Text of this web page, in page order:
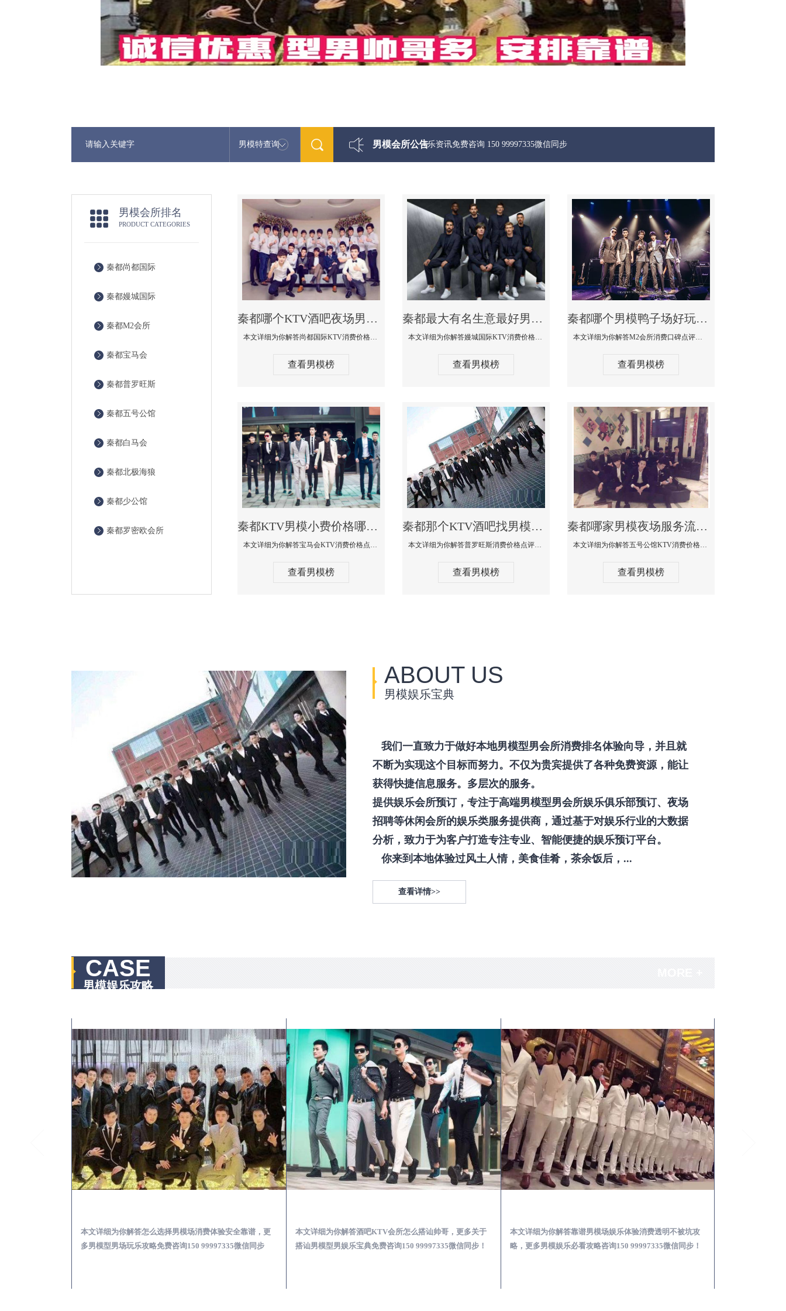
男模特查询 男模会所公告
最新男模娱乐资讯免费咨询 150 99997335微信同步
男模会所排名
PRODUCT CATEGORIES
秦都尚都国际
秦都嫚城国际
秦都M2会所
秦都宝马会
秦都普罗旺斯
秦都五号公馆
秦都白马会
秦都北极海狼
秦都少公馆
秦都罗密欧会所
秦都哪个KTV酒吧夜场男模公关型男最帅-尚都国际KTV消费价格点评
本文详细为你解答尚都国际KTV消费价格点评，更多关于哪个KTV酒吧夜场男模公关型男最帅免费咨询150 99997335微信同步
查看男模榜
秦都最大有名生意最好男模少爷场KTV体验-嫚城国际KTV消费价格点评
本文详细为你解答嫚城国际KTV消费价格口碑点评，更多关于最大有名生意最好男模少爷场KTV体验免费咨询150 99997335微信同步！
查看男模榜
秦都哪个男模鸭子场好玩陪酒服务好-M2会所KTV消费口碑点评
本文详细为你解答M2会所消费口碑点评，更多关于哪个男模鸭子场好玩陪酒服务好免费咨询150 99997335微信同步！
查看男模榜
秦都KTV男模小费价格哪家便宜-宝马会KTV消费口碑点评
本文详细为你解答宝马会KTV消费价格点评，更多关于KTV男模小费价格哪家便宜免费咨询150 99997335微信同步！
查看男模榜
秦都那个KTV酒吧找男模帅哥男妓多-普罗旺斯KTV真实口碑点评
本文详细为你解答普罗旺斯消费价格点评，更多关于那个KTV酒吧找男模帅哥最多免费咨询150 99997335微信同步！
查看男模榜
秦都哪家男模夜场服务流程全面-五号公馆KTV消费价格点评
本文详细为你解答五号公馆KTV消费价格，更多关于哪家男模夜场服务流程全面免费咨询150 99997335微信同步！
查看男模榜
ABOUT US
男模娱乐宝典
我们一直致力于做好本地男模型男会所消费排名体验向导，并且就
不断为实现这个目标而努力。不仅为贵宾提供了各种免费资源，能让
获得快捷信息服务。多层次的服务。
提供娱乐会所预订，专注于高端男模型男会所娱乐俱乐部预订、夜场
招聘等休闲会所的娱乐类服务提供商，通过基于对娱乐行业的大数据
分析，致力于为客户打造专注专业、智能便捷的娱乐预订平台。
你来到本地体验过风土人情，美食佳肴，茶余饭后，...
查看详情>>
CASE
男模娱乐攻略
本文详细为你解答怎么选择男模场消费体验安全靠谱，更
多男模型男场玩乐攻略免费咨询150 99997335微信同步
本文详细为你解答酒吧KTV会所怎么搭讪帅哥，更多关于
搭讪男模型男娱乐宝典免费咨询150 99997335微信同步！
本文详细为你解答靠谱男模场娱乐体验消费透明不被坑攻
略，更多男模娱乐必看攻略咨询150 99997335微信同步！